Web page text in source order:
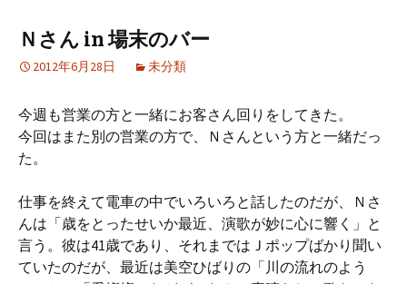
Ｎさん in 場末のバー
2012年6月28日 未分類
今週も営業の方と一緒にお客さん回りをしてきた。
今回はまた別の営業の方で、Ｎさんという方と一緒だっ
た。
仕事を終えて電車の中でいろいろと話したのだが、Ｎさ
んは「歳をとったせいか最近、演歌が妙に心に響く」と
言う。彼は41歳であり、それまではＪポップばかり聞い
ていたのだが、最近は美空ひばりの「川の流れのよう